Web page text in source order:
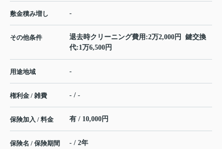
敷金積み増し -
その他条件
退去時クリーニング費用:2万2,000円 鍵交換
代:1万6,500円
用途地域 -
権利金 / 雑費 - / -
保険加入 / 料金 有 / 10,000円
保険名 / 保険期間 - / 2年